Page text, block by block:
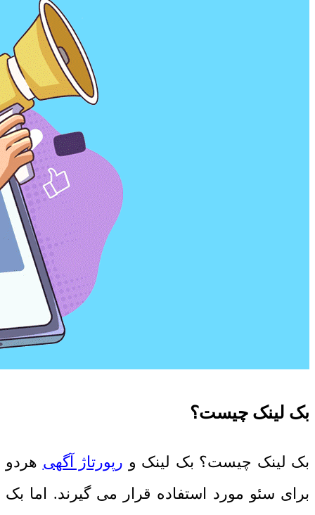
بک لینک چیست؟
بک لینک چیست؟ بک لینک و رپورتاژ آگهی هردو
برای سئو مورد استفاده قرار می گیرند. اما بک